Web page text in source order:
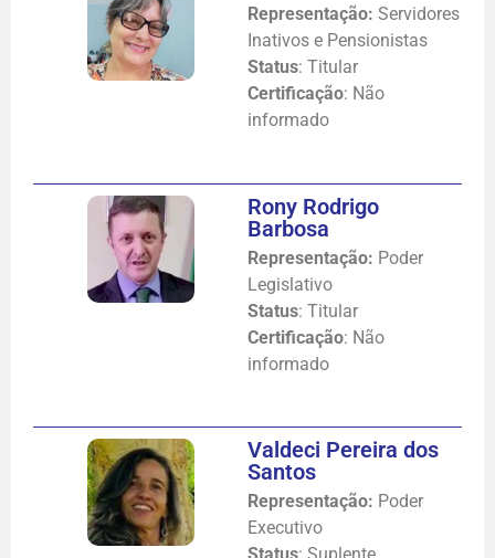
Representação: Servidores
Inativos e Pensionistas
Status: Titular
Certificação: Não
informado
Rony Rodrigo
Barbosa
Representação: Poder
Legislativo
Status: Titular
Certificação: Não
informado
Valdeci Pereira dos
Santos
Representação: Poder
Executivo